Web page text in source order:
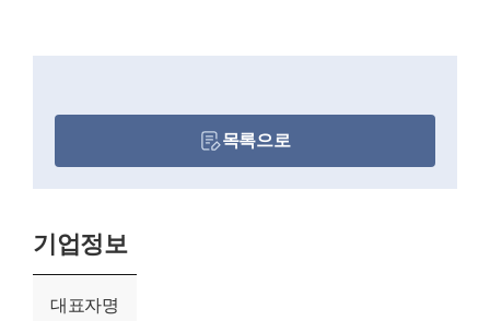
목록으로
기업정보
대표자명